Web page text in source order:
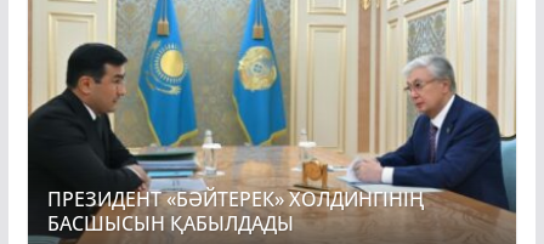
ПРЕЗИДЕНТ «БӘЙТЕРЕК» ХОЛДИНГІНІҢ
БАСШЫСЫН ҚАБЫЛДАДЫ